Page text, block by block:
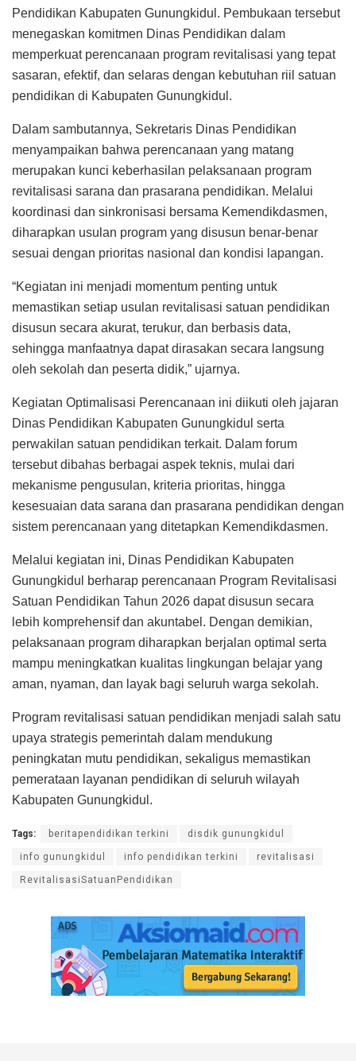
Pendidikan Kabupaten Gunungkidul. Pembukaan tersebut
menegaskan komitmen Dinas Pendidikan dalam
memperkuat perencanaan program revitalisasi yang tepat
sasaran, efektif, dan selaras dengan kebutuhan riil satuan
pendidikan di Kabupaten Gunungkidul.
Dalam sambutannya, Sekretaris Dinas Pendidikan
menyampaikan bahwa perencanaan yang matang
merupakan kunci keberhasilan pelaksanaan program
revitalisasi sarana dan prasarana pendidikan. Melalui
koordinasi dan sinkronisasi bersama Kemendikdasmen,
diharapkan usulan program yang disusun benar-benar
sesuai dengan prioritas nasional dan kondisi lapangan.
“Kegiatan ini menjadi momentum penting untuk
memastikan setiap usulan revitalisasi satuan pendidikan
disusun secara akurat, terukur, dan berbasis data,
sehingga manfaatnya dapat dirasakan secara langsung
oleh sekolah dan peserta didik,” ujarnya.
Kegiatan Optimalisasi Perencanaan ini diikuti oleh jajaran
Dinas Pendidikan Kabupaten Gunungkidul serta
perwakilan satuan pendidikan terkait. Dalam forum
tersebut dibahas berbagai aspek teknis, mulai dari
mekanisme pengusulan, kriteria prioritas, hingga
kesesuaian data sarana dan prasarana pendidikan dengan
sistem perencanaan yang ditetapkan Kemendikdasmen.
Melalui kegiatan ini, Dinas Pendidikan Kabupaten
Gunungkidul berharap perencanaan Program Revitalisasi
Satuan Pendidikan Tahun 2026 dapat disusun secara
lebih komprehensif dan akuntabel. Dengan demikian,
pelaksanaan program diharapkan berjalan optimal serta
mampu meningkatkan kualitas lingkungan belajar yang
aman, nyaman, dan layak bagi seluruh warga sekolah.
Program revitalisasi satuan pendidikan menjadi salah satu
upaya strategis pemerintah dalam mendukung
peningkatan mutu pendidikan, sekaligus memastikan
pemerataan layanan pendidikan di seluruh wilayah
Kabupaten Gunungkidul.
Tags: beritapendidikan terkini disdik gunungkidul
info gunungkidul info pendidikan terkini revitalisasi
RevitalisasiSatuanPendidikan